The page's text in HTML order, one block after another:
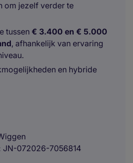
om jezelf verder te
tussen € 3.400 en € 5.000
, afhankelijk van ervaring
en hybride
JN-072026-7056814